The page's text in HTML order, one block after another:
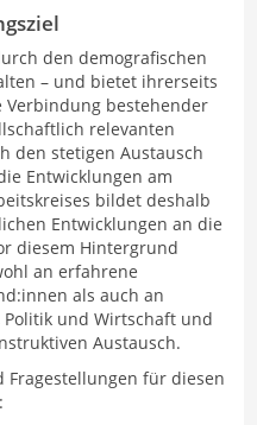
den demografischen
– und bietet ihrerseits
Verbindung bestehender
relevanten
den stetigen Austausch
Entwicklungen am
bildet deshalb
Entwicklungen an die
diesem Hintergrund
an erfahrene
als auch an
und Wirtschaft und
Austausch.
Fragestellungen für diesen